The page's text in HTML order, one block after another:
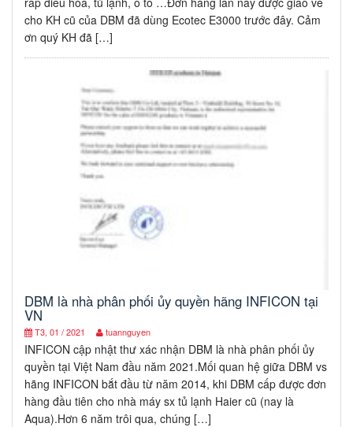
cho KH cũ của DBM đã dùng Ecotec E3000 trước đây. Cảm
ơn quý KH đã […]
DBM là nhà phân phối ủy quyền hãng INFICON tại
VN
T3, 01 / 2021 tuannguyen
INFICON cập nhật thư xác nhận DBM là nhà phân phối ủy
quyền tại Việt Nam đầu năm 2021.Mối quan hệ giữa DBM vs
hãng INFICON bắt đầu từ năm 2014, khi DBM cấp được đơn
hàng đầu tiên cho nhà máy sx tủ lạnh Haier cũ (nay là
Aqua).Hơn 6 năm trôi qua, chúng […]